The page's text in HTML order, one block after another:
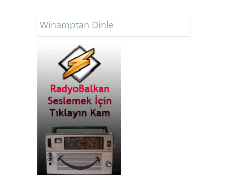
Winamptan Dinle